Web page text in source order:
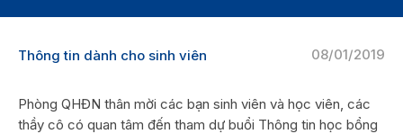
08/01/2019
Thông tin dành cho sinh viên
Phòng QHĐN thân mời các bạn sinh viên và học viên, các
thầy cô có quan tâm đến tham dự buổi Thông tin học bổng